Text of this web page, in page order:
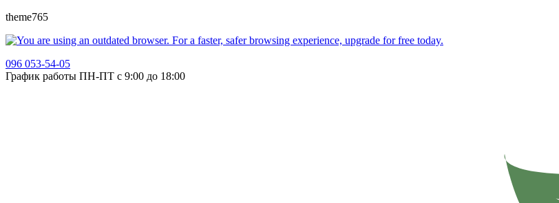
theme765
096 053-54-05
График работы ПН-ПТ с 9:00 до 18:00